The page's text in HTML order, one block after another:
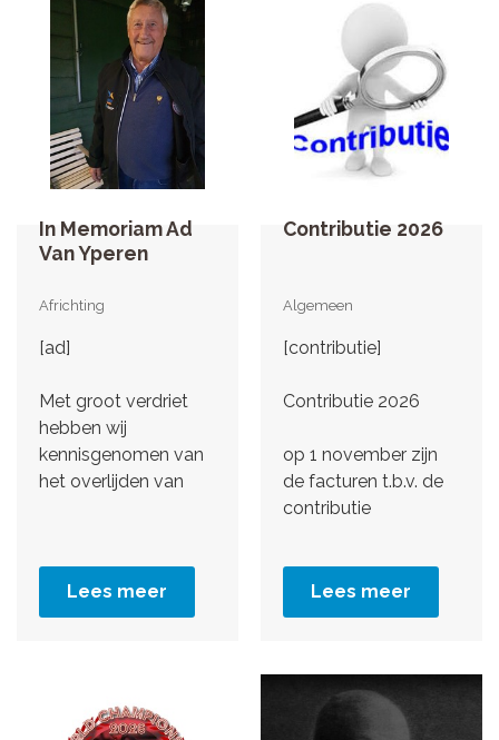
In Memoriam Ad
Van Yperen
Africhting
[ad]
Met groot verdriet
hebben wij
kennisgenomen van
het overlijden van
Lees meer
Contributie 2026
Algemeen
[contributie]
Contributie 2026
op 1 november zijn
de facturen t.b.v. de
contributie
Lees meer